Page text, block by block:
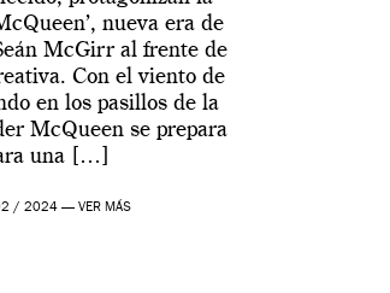
nueva era de
McGirr al frente de
Con el viento de
en los pasillos de la
McQueen se prepara
una […]
/ 2024 — VER MÁS